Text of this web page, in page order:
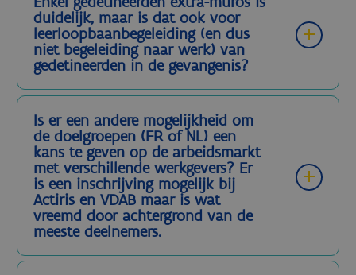
duidelijk, maar is dat ook voor
leerloopbaanbegeleiding (en dus
niet begeleiding naar werk) van
gedetineerden in de gevangenis?
Is er een andere mogelijkheid om
de doelgroepen (FR of NL) een
kans te geven op de arbeidsmarkt
met verschillende werkgevers? Er
is een inschrijving mogelijk bij
Actiris en VDAB maar is wat
vreemd door achtergrond van de
meeste deelnemers.